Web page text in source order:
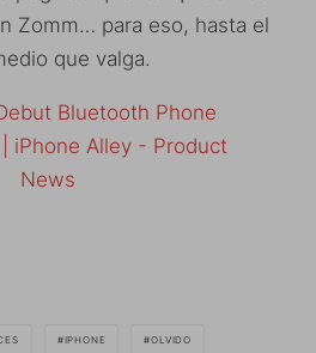
Zomm… para eso, hasta el
que valga.
IPHONE OLVIDO